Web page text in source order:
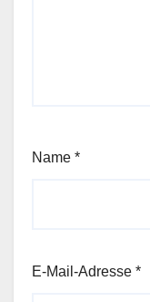
Name *
E-Mail-Adresse *